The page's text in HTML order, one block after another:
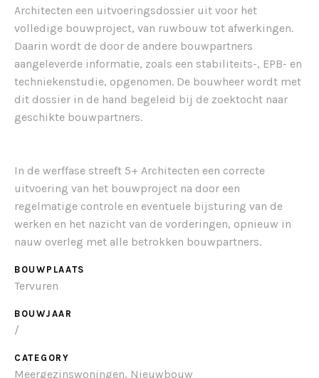
Architecten een uitvoeringsdossier uit voor het
volledige bouwproject, van ruwbouw tot afwerkingen.
Daarin wordt de door de andere bouwpartners
aangeleverde informatie, zoals een stabiliteits-, EPB- en
techniekenstudie, opgenomen. De bouwheer wordt met
dit dossier in de hand begeleid bij de zoektocht naar
geschikte bouwpartners.
In de werffase streeft 5+ Architecten een correcte
uitvoering van het bouwproject na door een
regelmatige controle en eventuele bijsturing van de
werken en het nazicht van de vorderingen, opnieuw in
nauw overleg met alle betrokken bouwpartners.
BOUWPLAATS
Tervuren
BOUWJAAR
/
CATEGORY
Meergezinswoningen, Nieuwbouw